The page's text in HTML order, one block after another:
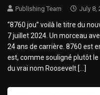
Publishing Team July 8,
“8760 jou” voilà le titre du
7 juillet 2024. Un morceau
24 ans de carrière. 8760 est
est, comme souligné plutôt le
du vrai nom Roosevelt […]